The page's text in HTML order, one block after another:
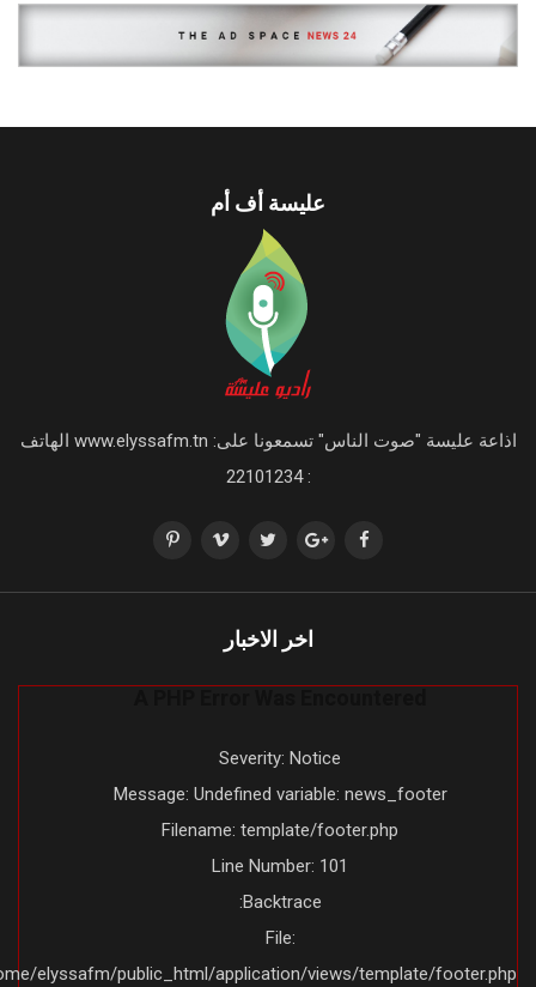
عليسة أف أم
اذاعة عليسة "صوت الناس" تسمعونا على: www.elyssafm.tn الهاتف
اخر الاخبار
Severity: Notice
Message: Undefined variable: news_footer
Filename: template/footer.php
Line Number: 101
Backtrace:
File:
/home/elyssafm/public_html/application/views/template/